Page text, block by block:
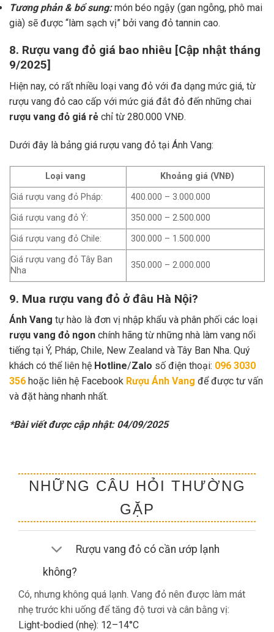
Tương phản & bổ sung:món béo ngậy (gan ngỗng, phô mai
già) sẽ được “làm sạch vị” bởi vang đỏ tannin cao.
8. Rượu vang đỏ giá bao nhiêu [Cập nhật tháng
9/2025]
Hiện nay, có rất nhiều loại vang đỏ với đa dạng mức giá, từ
rượu vang đỏ cao cấp với mức giá đắt đỏ đến những chai
rượu vang đỏ giá rẻ chỉ từ 280.000 VNĐ.
Dưới đây là bảng giá rượu vang đỏ tại Ánh Vang:
Loại vang
Khoảng giá (VNĐ)
Giá rượu vang đỏ Pháp:
400.000 – 3.000.000
Giá rượu vang đỏ Ý:
350.000 – 2.500.000
Giá rượu vang đỏ Chile:
300.000 – 1.500.000
Giá rượu vang đỏ Tây Ban
Nha
350.000 – 2.000.000
9. Mua rượu vang đỏ ở đâu Hà Nội?
Ánh Vang tự hào là đơn vị nhập khẩu và phân phối các loại
rượu vang đỏ ngon chính hãng từ những nhà làm vang nổi
tiếng tại Ý, Pháp, Chile, New Zealand và Tây Ban Nha. Quý
khách có thể liên hệ Hotline/Zalo số điện thoại: 096 3030
356 hoặc liên hệ Facebook Rượu Ánh Vang để được tư vấn
và đặt hàng nhanh nhất.
*Bài viết được cập nhật: 04/09/2025
NHỮNG CÂU HỎI THƯỜNG
GẶP
Rượu vang đỏ có cần ướp lạnh
không?
Có, nhưng không quá lạnh. Vang đỏ nên được làm mát
nhẹ trước khi uống để tăng độ tươi và cân bằng vị:
Light-bodied (nhẹ): 12–14°C